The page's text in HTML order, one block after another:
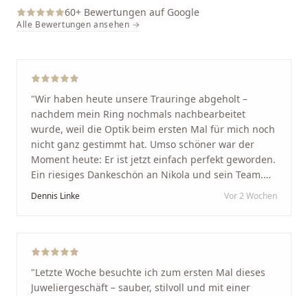
60+ Bewertungen auf Google
Alle Bewertungen ansehen →
"Wir haben heute unsere Trauringe abgeholt –
nachdem mein Ring nochmals nachbearbeitet
wurde, weil die Optik beim ersten Mal für mich noch
nicht ganz gestimmt hat. Umso schöner war der
Moment heute: Er ist jetzt einfach perfekt geworden.
Ein riesiges Dankeschön an Nikola und sein Team.
Vom ersten Termin an wurden wir jedes Mal
Arbeit und seine Kunden wirklich am Herzen liegen.
Service und echte Herzlichkeit schätzt, ist hier genau
Dennis Linke Vor 2 Wochen
"Letzte Woche besuchte ich zum ersten Mal dieses
Juweliergeschäft – sauber, stilvoll und mit einer